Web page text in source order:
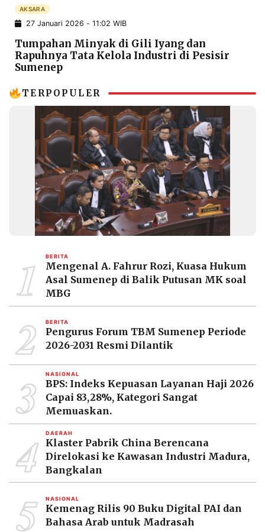
POLICY
IKLAN TULISAN
PENGADUAN
KAMI
RESOLUSI
MEDIA
PRAMUDITA
©
Resolusi.co
2026
RESOLUSI
MEDIA
PRAMUDITA
AKSARA
27 Januari 2026 - 11:02 WIB
Tumpahan Minyak di Gili Iyang dan
Rapuhnya Tata Kelola Industri di Pesisir
Sumenep
TERPOPULER
1 BERITA
Mengenal A. Fahrur Rozi, Kuasa Hukum
Asal Sumenep di Balik Putusan MK soal
MBG
2 BERITA
Pengurus Forum TBM Sumenep Periode
2026-2031 Resmi Dilantik
3 NASIONAL
BPS: Indeks Kepuasan Layanan Haji 2026
Capai 83,28%, Kategori Sangat
Memuaskan.
4 DAERAH
Klaster Pabrik China Berencana
Direlokasi ke Kawasan Industri Madura,
Bangkalan
5 NASIONAL
Kemenag Rilis 90 Buku Digital PAI dan
Bahasa Arab untuk Madrasah